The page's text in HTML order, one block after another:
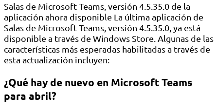
Salas de Microsoft Teams, versión 4.5.35.0 de la
aplicación ahora disponible La última aplicación de
Salas de Microsoft Teams, versión 4.5.35.0, ya está
disponible a través de Windows Store. Algunas de las
características más esperadas habilitadas a través de
esta actualización incluyen:
¿Qué hay de nuevo en Microsoft Teams
para abril?